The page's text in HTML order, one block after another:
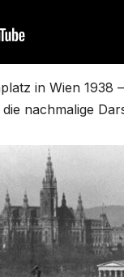
in Wien
nachmalige